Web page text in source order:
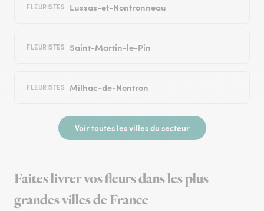
FLEURISTES Lussas-et-Nontronneau
FLEURISTES Saint-Martin-le-Pin
FLEURISTES Milhac-de-Nontron
Voir toutes les villes du secteur
Faites livrer vos fleurs dans les plus
grandes villes de France